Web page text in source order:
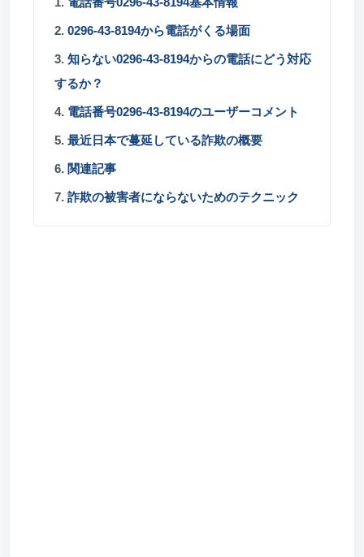
2. 0296-43-8194から電話がくる場面
3. 知らない0296-43-8194からの電話にどう対応
するか？
4. 電話番号0296-43-8194のユーザーコメント
5. 最近日本で蔓延している詐欺の概要
6. 関連記事
7. 詐欺の被害者にならないためのテクニック